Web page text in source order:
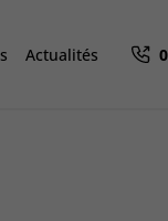
Actualités